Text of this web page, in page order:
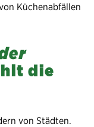
Küchenabfällen
die
von Städten.